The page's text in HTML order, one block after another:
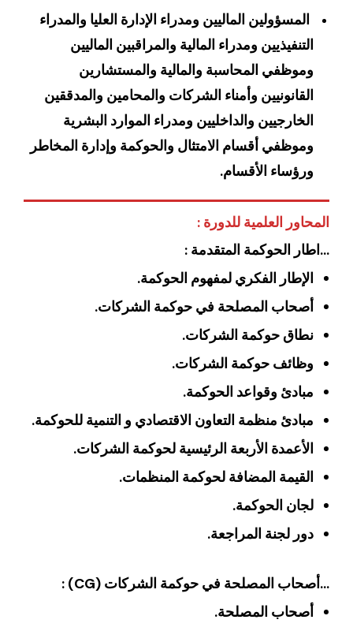
المسؤولين الماليين ومدراء الإدارة العليا والمدراء
التنفيذيين ومدراء المالية والمراقبين الماليين
وموظفي المحاسبة والمالية والمستشارين
القانونيين وأمناء الشركات والمحامين والمدققين
الخارجيين والداخليين ومدراء الموارد البشرية
وموظفي أقسام الامتثال والحوكمة وإدارة المخاطر
ورؤساء الأقسام.
المحاور العلمية للدورة :
…اطار الحوكمة المتقدمة :
الإطار الفكري لمفهوم الحوكمة.
أصحاب المصلحة في حوكمة الشركات.
نطاق حوكمة الشركات.
وظائف حوكمة الشركات.
مبادئ وقواعد الحوكمة.
مبادئ منظمة التعاون الاقتصادي و التنمية للحوكمة.
الأعمدة الأربعة الرئيسية لحوكمة الشركات.
القيمة المضافة لحوكمة المنظمات.
لجان الحوكمة.
دور لجنة المراجعة.
…أصحاب المصلحة في حوكمة الشركات (CG) :
أصحاب المصلحة.